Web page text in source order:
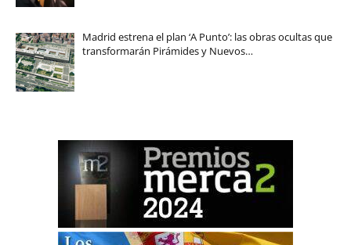
Madrid estrena el plan ‘A Punto’: las obras ocultas que
transformarán Pirámides y Nuevos…